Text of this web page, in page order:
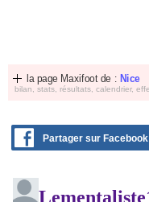
la page Maxifoot de : Nice
bilan, stats, résultats, calendrier,
Partager sur Facebook